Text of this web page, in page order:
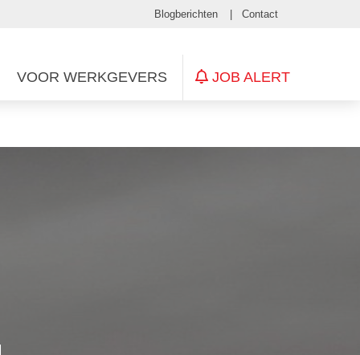
Blogberichten Contact
VOOR WERKGEVERS JOB ALERT